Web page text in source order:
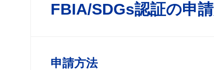
FBIA/SDGs認証の申
申請方法